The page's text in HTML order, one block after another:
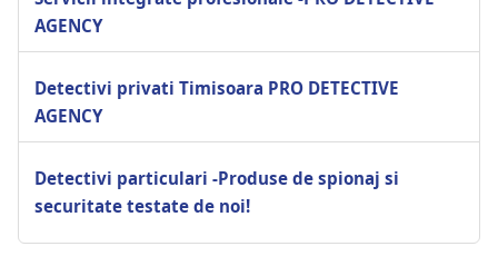
AGENCY
Detectivi privati Timisoara PRO DETECTIVE
AGENCY
Detectivi particulari -Produse de spionaj si
securitate testate de noi!